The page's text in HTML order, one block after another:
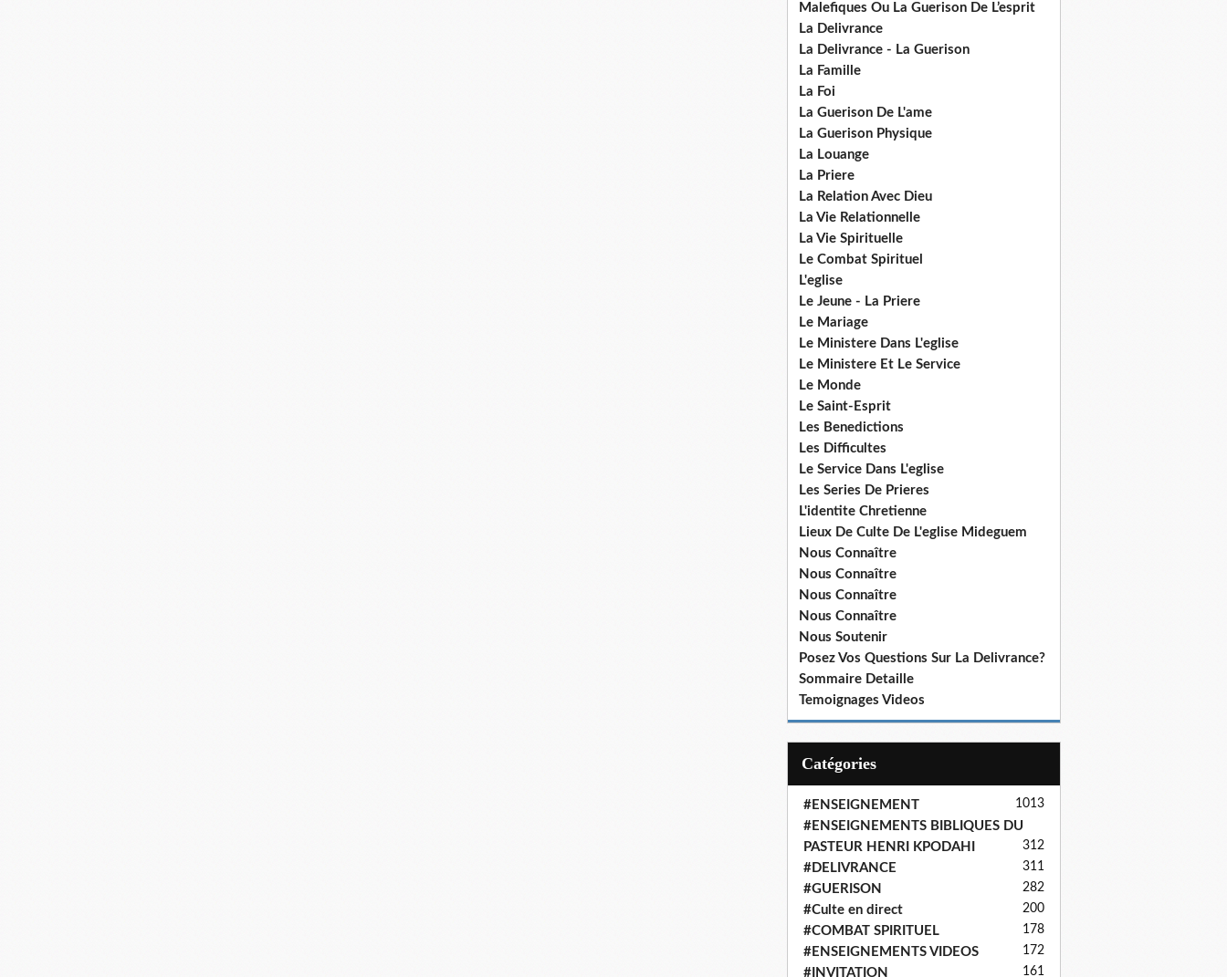
Malefiques Ou La Guerison De L’esprit
La Delivrance
La Delivrance - La Guerison
La Famille
La Foi
La Guerison De L'ame
La Guerison Physique
La Louange
La Priere
La Relation Avec Dieu
La Vie Relationnelle
La Vie Spirituelle
Le Combat Spirituel
L'eglise
Le Jeune - La Priere
Le Mariage
Le Ministere Dans L'eglise
Le Ministere Et Le Service
Le Monde
Le Saint-Esprit
Les Benedictions
Les Difficultes
Le Service Dans L'eglise
Les Series De Prieres
L'identite Chretienne
Lieux De Culte De L'eglise Mideguem
Nous Connaître
Nous Connaître
Nous Connaître
Nous Connaître
Nous Soutenir
Posez Vos Questions Sur La Delivrance?
Sommaire Detaille
Temoignages Videos
Catégories
#ENSEIGNEMENT 1013
#ENSEIGNEMENTS BIBLIQUES DU
PASTEUR HENRI KPODAHI
312
#DELIVRANCE 311
#GUERISON 282
#Culte en direct 200
#COMBAT SPIRITUEL 178
#ENSEIGNEMENTS VIDEOS 172
#INVITATION 161